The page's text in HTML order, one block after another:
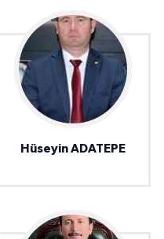
Hüseyin ADATEPE